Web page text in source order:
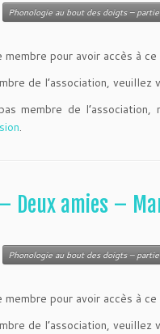
Phonologie au bout des doigts –
pour avoir accès à ce
de l’association, veuillez
membre de l’association,
.
Deux amies –
Phonologie au bout des doigts –
pour avoir accès à ce
de l’association, veuillez